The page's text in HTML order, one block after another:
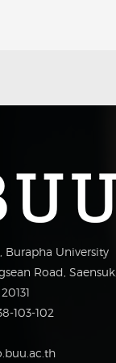
Burapha University
Road, Saensuk,
103-102